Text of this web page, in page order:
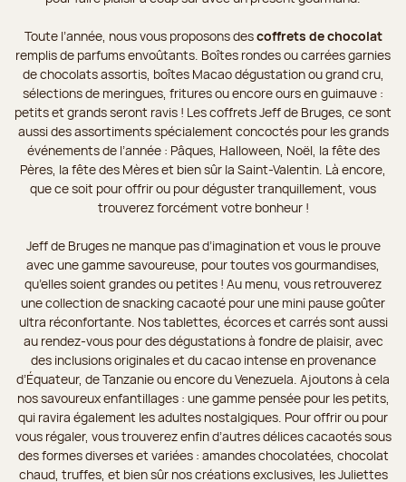
Toute l’année, nous vous proposons descoffrets de chocolat
remplis de parfums envoûtants. Boîtes rondes ou carrées garnies
de chocolats assortis, boîtes Macao dégustation ou grand cru,
sélections de meringues, fritures ou encore ours en guimauve :
petits et grands seront ravis ! Les coffrets Jeff de Bruges, ce sont
aussi des assortiments spécialement concoctés pour les grands
événements de l’année : Pâques, Halloween, Noël, la fête des
Pères, la fête des Mères et bien sûr la Saint-Valentin. Là encore,
que ce soit pour offrir ou pour déguster tranquillement, vous
trouverez forcément votre bonheur !
Jeff de Bruges ne manque pas d’imagination et vous le prouve
avec une gamme savoureuse, pour toutes vos gourmandises,
qu’elles soient grandes ou petites ! Au menu, vous retrouverez
une collection de snacking cacaoté pour une mini pause goûter
ultra réconfortante. Nos tablettes, écorces et carrés sont aussi
au rendez-vous pour des dégustations à fondre de plaisir, avec
des inclusions originales et du cacao intense en provenance
d’Équateur, de Tanzanie ou encore du Venezuela. Ajoutons à cela
nos savoureux enfantillages : une gamme pensée pour les petits,
qui ravira également les adultes nostalgiques. Pour offrir ou pour
vous régaler, vous trouverez enfin d’autres délices cacaotés sous
des formes diverses et variées : amandes chocolatées, chocolat
chaud, truffes, et bien sûr nos créations exclusives, les Juliettes